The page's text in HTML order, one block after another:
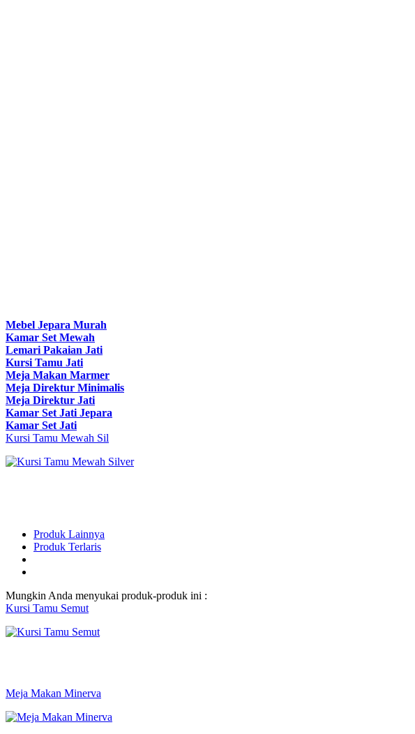
Mebel Jepara Murah
Kamar Set Mewah
Lemari Pakaian Jati
Kursi Tamu Jati
Meja Makan Marmer
Meja Direktur Minimalis
Meja Direktur Jati
Kamar Set Jati Jepara
Kamar Set Jati
Kursi Tamu Mewah Sil
Produk Lainnya
Produk Terlaris
Mungkin Anda menyukai produk-produk ini :
Kursi Tamu Semut
Meja Makan Minerva